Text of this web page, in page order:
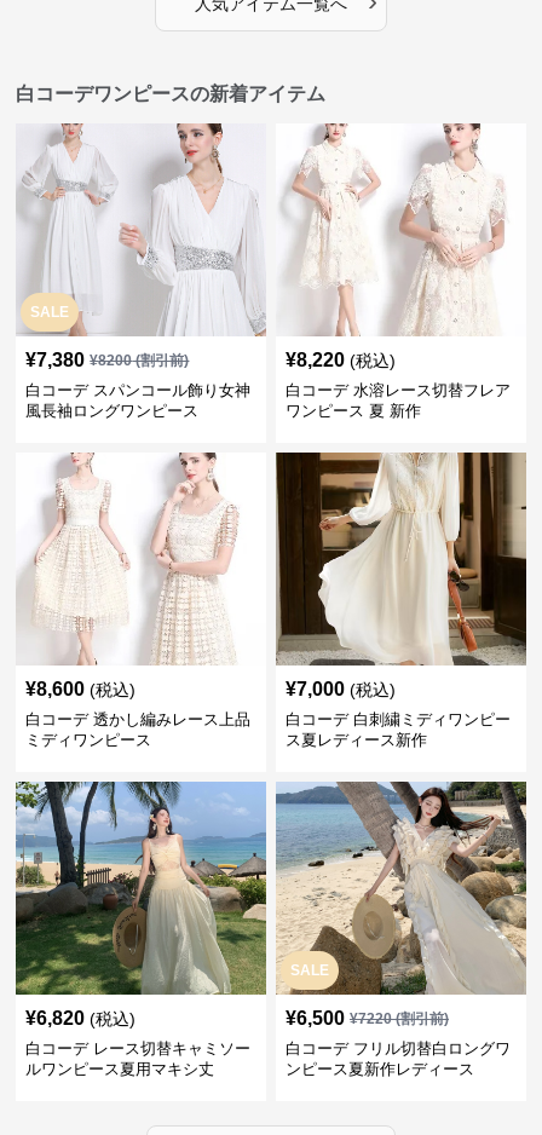
白コーデワンピースの新着アイテム
SALE
¥7,380 ¥8200(割引前)
白コーデ スパンコール飾り女神
風長袖ロングワンピース
¥8,220 (税込)
白コーデ 水溶レース切替フレア
ワンピース 夏 新作
¥8,600 (税込)
白コーデ 透かし編みレース上品
ミディワンピース
¥7,000 (税込)
白コーデ 白刺繍ミディワンピー
ス夏レディース新作
¥6,820 (税込)
白コーデ レース切替キャミソー
ルワンピース夏用マキシ丈
SALE
¥6,500 ¥7220(割引前)
白コーデ フリル切替白ロングワ
ンピース夏新作レディース